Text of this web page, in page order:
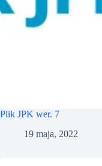
Plik JPK wer. 7
19 maja, 2022